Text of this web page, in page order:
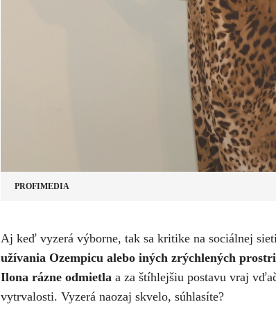
PROFIMEDIA
​Aj keď vyzerá výborne, tak sa kritike na sociálnej
užívania Ozempicu alebo iných zrýchlených
Ilona rázne odmietla a za štíhlejšiu postavu vraj
vytrvalosti. Vyzerá naozaj skvelo, súhlasíte?